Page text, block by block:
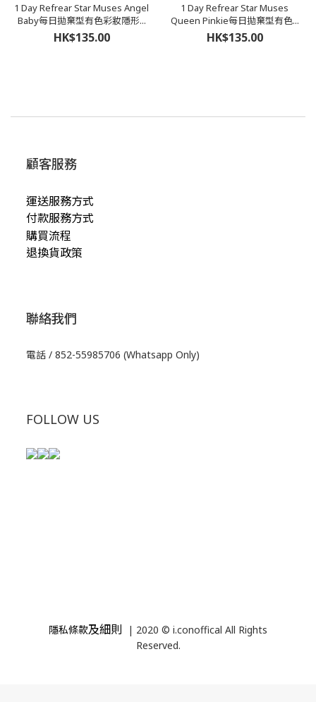
1 Day Refrear Star Muses Angel
Baby每日拋棄型有色彩妝隱形...
HK$135.00
1 Day Refrear Star Muses
Queen Pinkie每日拋棄型有色...
HK$135.00
顧客服務
運送服務方式
付款服務方式
購買流程
退換貨政策
聯絡我們
電話 / 852-55985706 (Whatsapp Only)
FOLLOW US
隱私條款及細則
| 2020 © i.conoffical All Rights
Reserved.